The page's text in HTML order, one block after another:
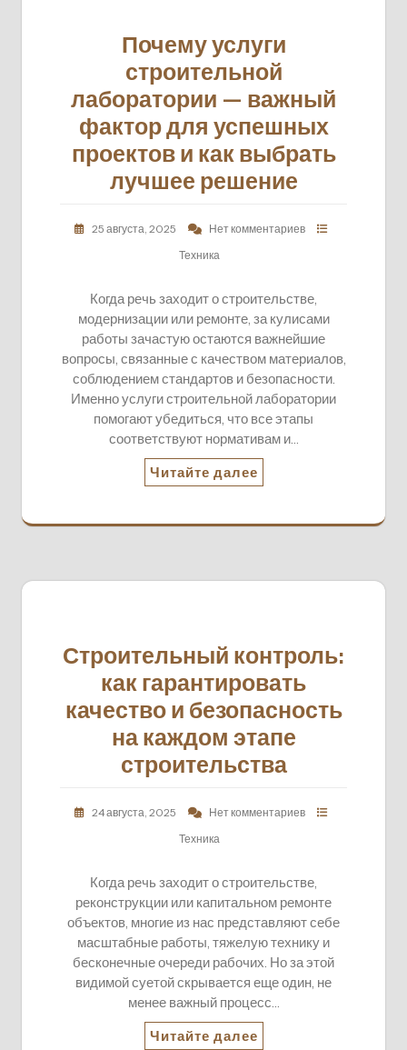
Почему услуги
строительной
лаборатории — важный
фактор для успешных
проектов и как выбрать
лучшее решение
25 августа, 2025
Нет комментариев
Техника
Когда речь заходит о строительстве,
модернизации или ремонте, за кулисами
работы зачастую остаются важнейшие
вопросы, связанные с качеством материалов,
соблюдением стандартов и безопасности.
Именно услуги строительной лаборатории
помогают убедиться, что все этапы
соответствуют нормативам и…
Читайте далее
Строительный контроль:
как гарантировать
качество и безопасность
на каждом этапе
строительства
24 августа, 2025
Нет комментариев
Техника
Когда речь заходит о строительстве,
реконструкции или капитальном ремонте
объектов, многие из нас представляют себе
масштабные работы, тяжелую технику и
бесконечные очереди рабочих. Но за этой
видимой суетой скрывается еще один, не
менее важный процесс…
Читайте далее